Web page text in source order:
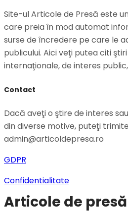
Site-ul Articole de Presă este
care preia în mod automat
surse de încredere pe care le
publicului. Aici veţi putea citi
internaţionale, de interes
Contact
Dacă aveţi o ştire de interes
din diverse motive, puteţi
admin@articoldepresa.ro
GDPR
Confidentialitate
Articole de presă